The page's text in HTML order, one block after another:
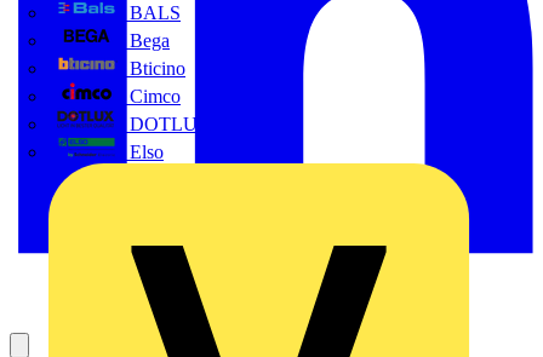
BALS
Bega
Bticino
Cimco
DOTLUX GmbH
Elso